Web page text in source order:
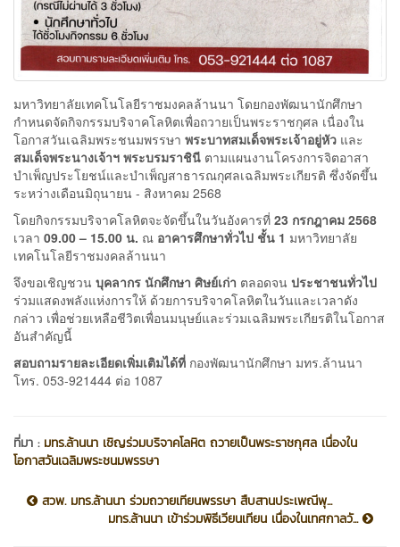
มหาวิทยาลัยเทคโนโลยีราชมงคลล้านนา โดยกองพัฒนานักศึกษา
กำหนดจัดกิจกรรมบริจาคโลหิตเพื่อถวายเป็นพระราชกุศล เนื่องใน
โอกาสวันเฉลิมพระชนมพรรษา พระบาทสมเด็จพระเจ้าอยู่หัว และ
สมเด็จพระนางเจ้าฯ พระบรมราชินี ตามแผนงานโครงการจิตอาสา
บำเพ็ญประโยชน์และบำเพ็ญสาธารณกุศลเฉลิมพระเกียรติ ซึ่งจัดขึ้น
ระหว่างเดือนมิถุนายน - สิงหาคม 2568
โดยกิจกรรมบริจาคโลหิตจะจัดขึ้นในวันอังคารที่ 23 กรกฎาคม 2568
เวลา 09.00 – 15.00 น. ณ อาคารศึกษาทั่วไป ชั้น 1 มหาวิทยาลัย
เทคโนโลยีราชมงคลล้านนา
จึงขอเชิญชวน บุคลากร นักศึกษา ศิษย์เก่า ตลอดจน ประชาชนทั่วไป
ร่วมแสดงพลังแห่งการให้ ด้วยการบริจาคโลหิตในวันและเวลาดัง
กล่าว เพื่อช่วยเหลือชีวิตเพื่อนมนุษย์และร่วมเฉลิมพระเกียรติในโอกาส
อันสำคัญนี้
สอบถามรายละเอียดเพิ่มเติมได้ที่ กองพัฒนานักศึกษา มทร.ล้านนา
โทร. 053-921444 ต่อ 1087
ที่มา : มทร.ล้านนา เชิญร่วมบริจาคโลหิต ถวายเป็นพระราชกุศล เนื่องใน
โอกาสวันเฉลิมพระชนมพรรษา
สวพ. มทร.ล้านนา ร่วมถวายเทียนพรรษา สืบสานประเพณีพุ...
มทร.ล้านนา เข้าร่วมพิธีเวียนเทียน เนื่องในเทศกาลวั...